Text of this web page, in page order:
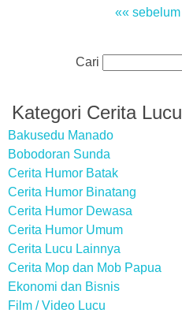
«« sebelum
Cari
Kategori Cerita Lucu
Bakusedu Manado
Bobodoran Sunda
Cerita Humor Batak
Cerita Humor Binatang
Cerita Humor Dewasa
Cerita Humor Umum
Cerita Lucu Lainnya
Cerita Mop dan Mob Papua
Ekonomi dan Bisnis
Film / Video Lucu